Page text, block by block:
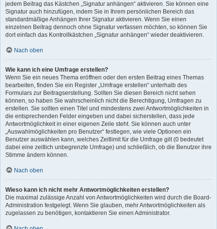
jedem Beitrag das Kästchen „Signatur anhängen“ aktivieren. Sie können eine
Signatur auch hinzufügen, indem Sie in Ihrem persönlichen Bereich das
standardmäßige Anhängen Ihrer Signatur aktivieren. Wenn Sie einen
einzelnen Beitrag dennoch ohne Signatur verfassen möchten, so können Sie
dort einfach das Kontrollkästchen „Signatur anhängen“ wieder deaktivieren.
Nach oben
Wie kann ich eine Umfrage erstellen?
Wenn Sie ein neues Thema eröffnen oder den ersten Beitrag eines Themas
bearbeiten, finden Sie ein Register „Umfrage erstellen“ unterhalb des
Formulars zur Beitragserstellung. Sollten Sie diesen Bereich nicht sehen
können, so haben Sie wahrscheinlich nicht die Berechtigung, Umfragen zu
erstellen. Sie sollten einen Titel und mindestens zwei Antwortmöglichkeiten in
die entsprechenden Felder eingeben und dabei sicherstellen, dass jede
Antwortmöglichkeit in einer eigenen Zeile steht. Sie können auch unter
„Auswahlmöglichkeiten pro Benutzer“ festlegen, wie viele Optionen ein
Benutzer auswählen kann, welches Zeitlimit für die Umfrage gilt (0 bedeutet
dabei eine zeitlich unbegrenzte Umfrage) und schließlich, ob die Benutzer ihre
Stimme ändern können.
Nach oben
Wieso kann ich nicht mehr Antwortmöglichkeiten erstellen?
Die maximal zulässige Anzahl von Antwortmöglichkeiten wird durch die Board-
Administration festgelegt. Wenn Sie glauben, mehr Antwortmöglichkeiten als
zugelassen zu benötigen, kontaktieren Sie einen Administrator.